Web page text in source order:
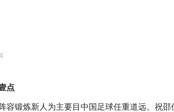
点
容锻炼新人为主要目中国足球任重道远。祝邵